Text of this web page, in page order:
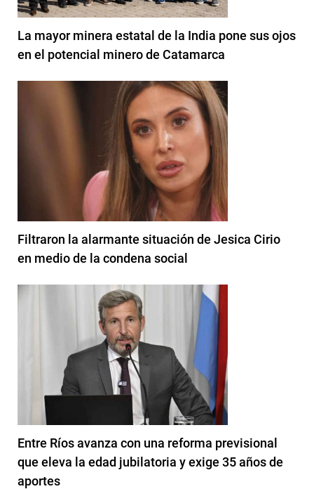
La mayor minera estatal de la India pone sus ojos
en el potencial minero de Catamarca
Filtraron la alarmante situación de Jesica Cirio
en medio de la condena social
Entre Ríos avanza con una reforma previsional
que eleva la edad jubilatoria y exige 35 años de
aportes